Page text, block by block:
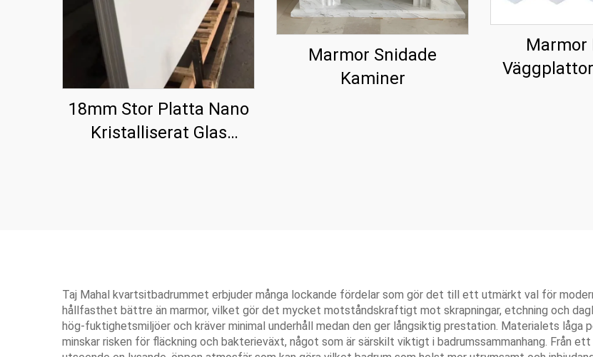
18mm Stor Platta Nano
Kristalliserat Glas
Marmor Snidade
Kaminer
Marmor
Taj Mahal kvartsitbadrummet erbjuder många lockande fördelar som gör det till ett utmärkt val för
hållfasthet bättre än marmor, vilket gör det mycket motståndskraftigt mot skrapningar, etchning och
hög-fuktighetsmiljöer och kräver minimal underhåll medan den ger långsiktig prestation. Materialets
minskar risken för fläckning och bakterieväxt, något som är särskilt viktigt i badrumssammanhang. Från